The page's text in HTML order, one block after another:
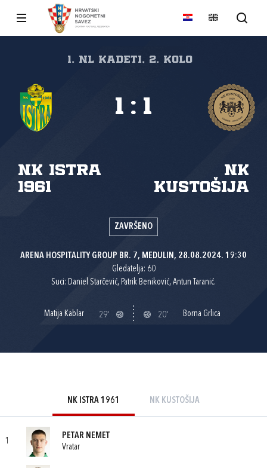
1. NL kadeti, 2. kolo
NK Istra
1961
NK
Kustošija
1 : 1
ZAVRŠENO
ARENA HOSPITALITY GROUP BR. 7, MEDULIN, 28.08.2024. 19:30
Gledatelja: 60
Suci: Daniel Starčević, Patrik Beniković, Antun Taranić.
Matija Kablar 29' 20' Borna Grlica
NK ISTRA 1961 NK KUSTOŠIJA
1
PETAR NEMET
Vratar